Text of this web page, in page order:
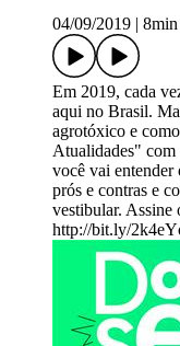
04/09/2019
8min
Em 2019, cada
aqui no Brasil.
agrotóxico e
Atualidades" com
você vai entender
prós e contras e
vestibular. Assine
http://bit.ly/